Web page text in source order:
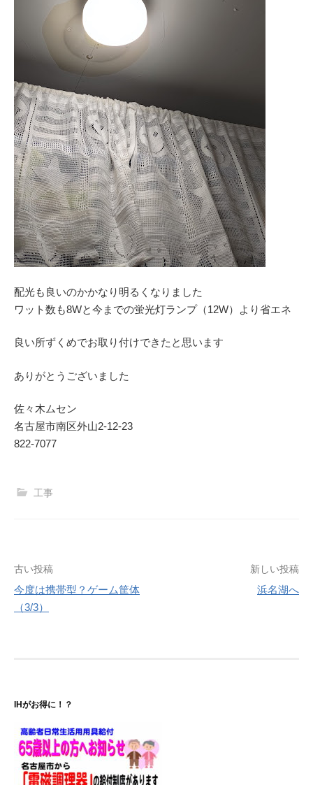
配光も良いのかかなり明るくなりました
ワット数も8Wと今までの蛍光灯ランプ（12W）より省エネ
良い所ずくめでお取り付けできたと思います
ありがとうございました
佐々木ムセン
名古屋市南区外山2‐12‐23
822-7077
工事
投
稿
ー
シ
ョ
ン
古い投稿
今度は携帯型？ゲーム筐体
（3/3）
新しい投稿
浜名湖へ
IHがお得に！？